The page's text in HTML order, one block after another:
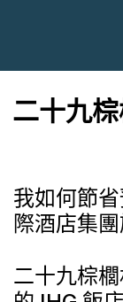
二十九
我如何節
際酒店集
二十九棕